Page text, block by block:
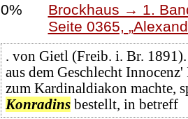
0%
Brockhaus → 1.
Seite 0365,
. von Gietl (Freib. i. Br.
aus dem Geschlecht
zum Kardinaldiakon machte,
Konradinsbestellt, in betreff